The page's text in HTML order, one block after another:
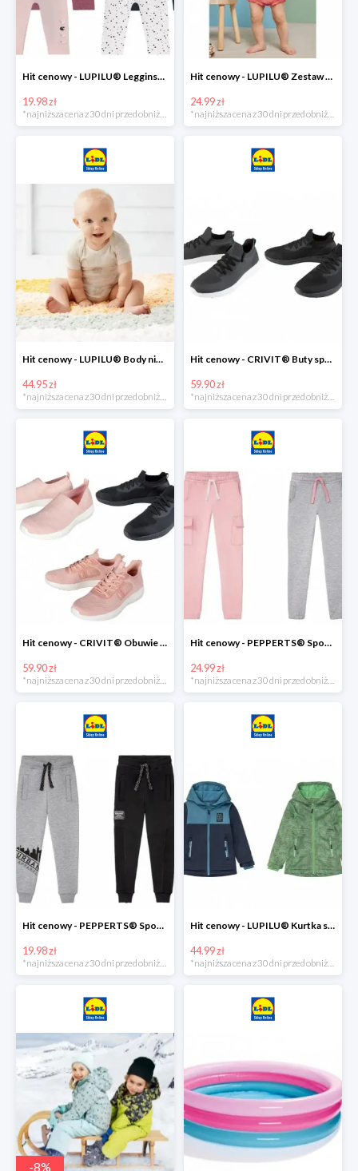
Hit cenowy - LUPILU® Legginsy niemowlęce z biobawełną, 2 pary
19.98 zł
Hit cenowy - LUPILU® Zestaw dziecięcy z biobawełny (body + koszulka + spodenki), 1 komplet
24.99 zł
Hit cenowy - LUPILU® Body niemowlęce z biobawełny, z krótkim rękawem, 5 sztuk
44.95 zł
*najniższa cena z 30 dni przed obniżką
Hit cenowy - CRIVIT® Buty sportowe chłopięce WellWalk, 1 para
59.90 zł
*najniższa cena z 30 dni przed obniżką
Hit cenowy - CRIVIT® Obuwie dziewczęce sportowe i na co dzień, 1 para
59.90 zł
Hit cenowy - PEPPERTS® Spodnie dresowe dziewczęce, 1 para
24.99 zł
Hit cenowy - PEPPERTS® Spodnie dresowe chłopięce, 1 para
19.98 zł
Hit cenowy - LUPILU® Kurtka softshell chłopięca, 1 sztuka
44.99 zł
-8%